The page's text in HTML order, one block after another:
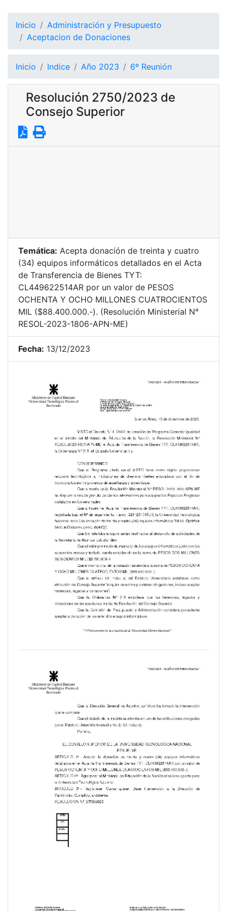
Inicio
Administración y Presupuesto
Aceptacion de Donaciones
Inicio Indice Año 2023 6º Reunión
Resolución 2750/2023 de
Consejo Superior
Temática: Acepta donación de treinta y cuatro
(34) equipos informáticos detallados en el Acta
de Transferencia de Bienes TYT:
CL449622514AR por un valor de PESOS
OCHENTA Y OCHO MILLONES CUATROCIENTOS
MIL ($88.400.000.-). (Resolución Ministerial N°
RESOL-2023-1806-APN-ME)
Fecha: 13/12/2023